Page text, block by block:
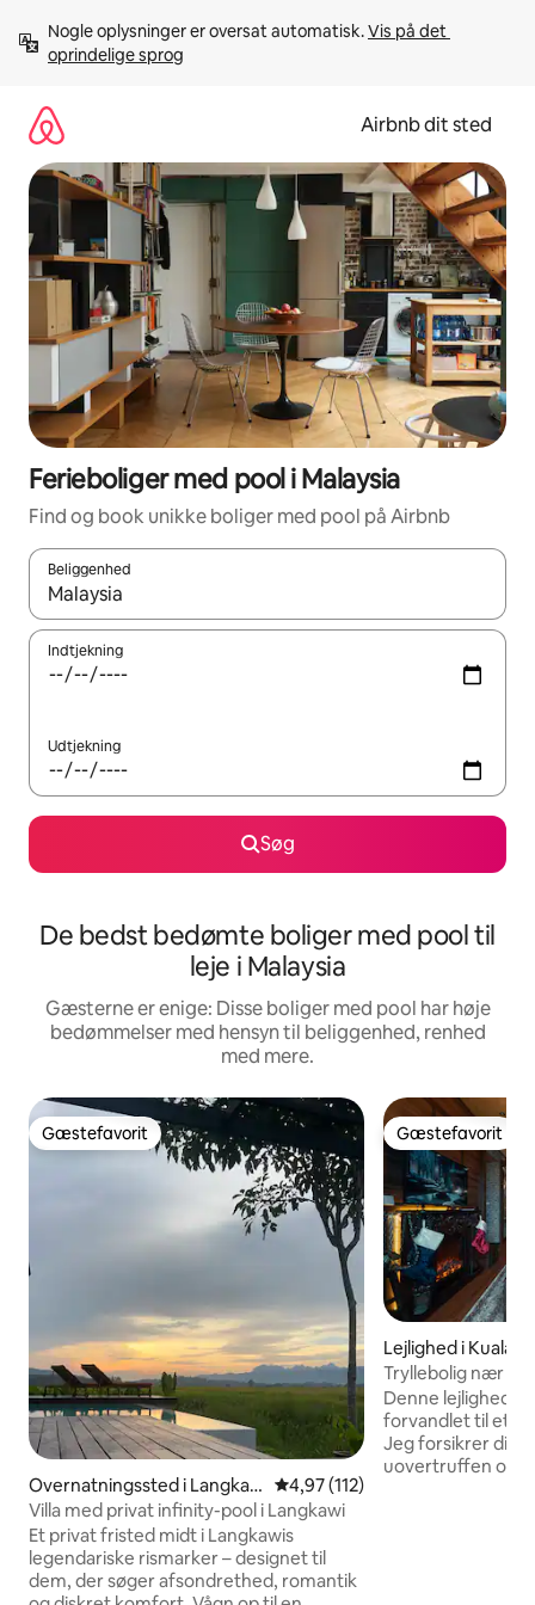
videre
Nogle oplysninger er oversat automatisk. Vis på det
oprindelige sprog
Airbnb dit sted
Ferieboliger med pool i Malaysia
Find og book unikke boliger med pool på Airbnb
Beliggenhed
Når resultaterne er tilgængelige, skal du navigere med
Indtjekning
Udtjekning
Søg
De bedst bedømte boliger med pool til
leje i Malaysia
Gæsterne er enige: Disse boliger med pool har høje
bedømmelser med hensyn til beliggenhed, renhed
med mere.
Gæstefavorit
Gæstefavorit
Overnatningssted i Langkaw
i
4,97 ud af 5 i gennemsnitlig
4,97 (112)
Villa med privat infinity-pool i Langkawi
Et privat fristed midt i Langkawis
legendariske rismarker – designet til
dem, der søger afsondrethed, romantik
Gæstefavorit
Gæstefavorit
Lejlighed i Kuala
Tryllebolig nær
LRT/
Denne lejlighed
forvandlet til et
Jeg forsikrer dig
uovertruffen og